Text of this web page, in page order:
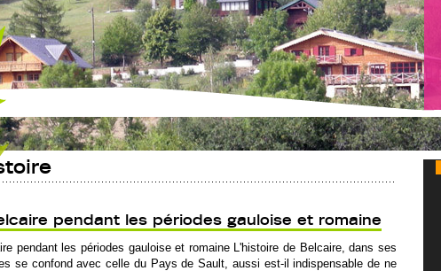
pendant les périodes gauloise et romaine
pendant les périodes gauloise et romaine L'histoire de Belcaire, dans ses
se confond avec celle du Pays de Sault, aussi est-il indispensable de ne